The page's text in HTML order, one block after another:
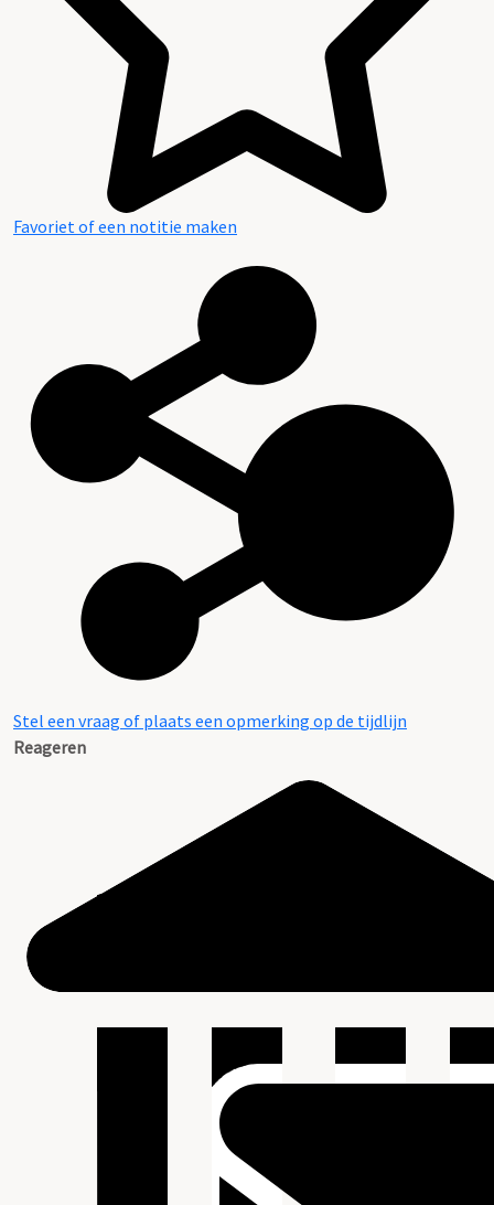
Favoriet of een notitie maken
Stel een vraag of plaats een opmerking op de tijdlijn
Reageren